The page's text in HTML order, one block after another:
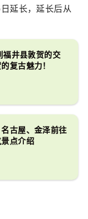
延长，延长后从
福井县敦贺的交
复古魅力！
古屋、金泽前往
景点介绍